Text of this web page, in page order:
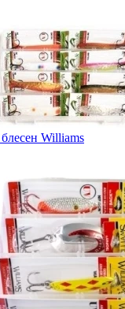
Williams